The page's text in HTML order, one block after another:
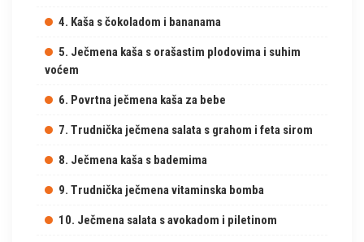
4. Kaša s čokoladom i bananama
5. Ječmena kaša s orašastim plodovima i suhim
voćem
6. Povrtna ječmena kaša za bebe
7. Trudnička ječmena salata s grahom i feta sirom
8. Ječmena kaša s bademima
9. Trudnička ječmena vitaminska bomba
10. Ječmena salata s avokadom i piletinom